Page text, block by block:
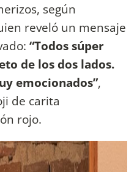
según
reveló un mensaje
“Todos súper
de los dos lados.
emocionados”,
de carita
rojo.